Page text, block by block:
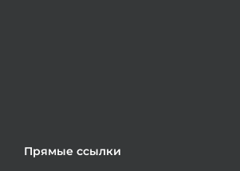
Прямые ссылки